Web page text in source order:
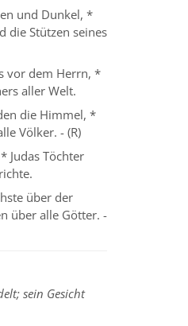
und Dunkel, *
die Stützen seines
vor dem Herrn, *
aller Welt.
die Himmel, *
Völker. - (R)
Judas Töchter
über der
über alle Götter. -
sein Gesicht